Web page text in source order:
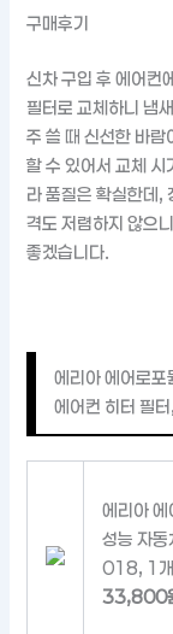
구매후기
신차 구입 후 에어컨
필터로 교체하니 냄
주 쓸 때 신선한 바람
할 수 있어서 교체 시
라 품질은 확실한데,
격도 저렴하지 않으
좋겠습니다.
에리아 에어로포
에어컨 히터 필
에리아
성능 자
018, 1개
33,800